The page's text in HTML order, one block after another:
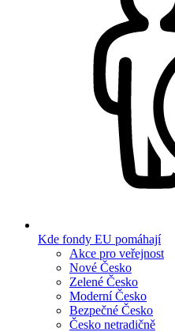
Kde fondy EU pomáhají
Akce pro veřejnost
Nové Česko
Zelené Česko
Moderní Česko
Bezpečné Česko
Česko netradičně